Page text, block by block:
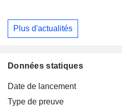
Plus d'actualités
Données statiques
Date de lancement
Type de preuve